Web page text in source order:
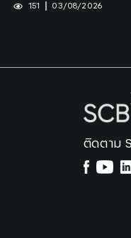
payments to institution-
than regulation or
binding constraint on
151 03/08/2026
ติดตาม